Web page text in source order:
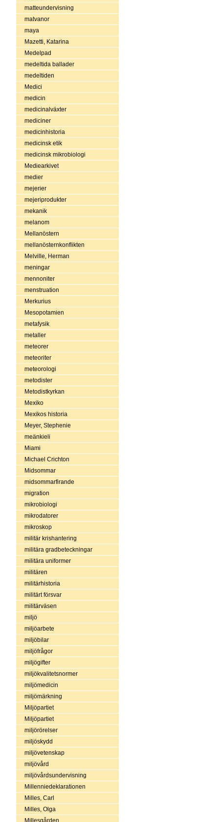
matteundervisning
matvanor
maya
Mazetti, Katarina
Medelpad
medeltida ballader
medeltiden
Medici
medicin
medicinalväxter
mediciner
medicinhistoria
medicinsk etik
medicinsk mikrobiologi
Mediearkivet
medier
mejerier
mejeriprodukter
mekanik
melanom
Mellanöstern
mellanösternkonflikten
Melville, Herman
meningar
mennoniter
menstruation
Merkurius
Mesopotamien
metafysik
metaller
meteorer
meteoriter
meteorologi
metodister
Metodistkyrkan
Mexiko
Mexikos historia
Meyer, Stephenie
meänkieli
Miami
Michael Crichton
Midsommar
midsommarfirande
migration
mikrobiologi
mikrodatorer
mikroskop
militär krishantering
militära gradbeteckningar
militära uniformer
militären
militärhistoria
militärt försvar
militärväsen
miljö
miljöarbete
miljöbilar
miljöfrågor
miljögifter
miljökvalitetsnormer
miljömedicin
miljömärkning
Miljöpartiet
Miljöpartiet
miljörörelser
miljöskydd
miljövetenskap
miljövård
miljövårdsundervisning
Millenniedeklarationen
Milles, Carl
Milles, Olga
Millesgården